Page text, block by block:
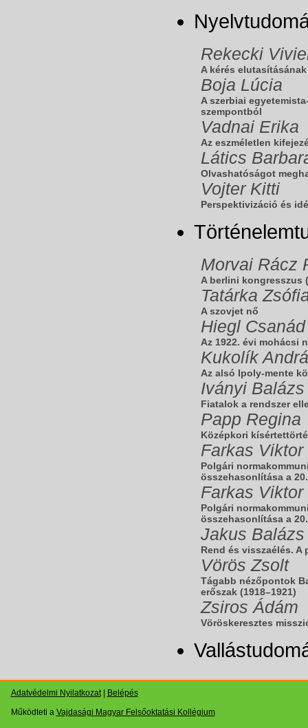
Rekecki
A kérés
Boja Lúcia
A szerbiai
szempontból
Vadnai Erika
Az eszméletlen
Látics
Olvashatóságot
Vojter Kitti
Perspektivizáció és
Morvai Rácz
A berlini kongresszus
Tatárka
A szovjet nő
Hiegl Csanád
Az 1922. évi mohácsi
Kukolík
Az alsó Ipoly-mente
Iványi Balázs
Fiatalok a rendszer
Papp Regina
Középkori
Farkas Viktor
Polgári
összehasonlítása a
Farkas Viktor
Polgári
összehasonlítása a
Jakus Balázs
Rend és visszaélés.
Vörös Zsolt
Tágabb nézőpontok
erőszak (1918–1921)
Zsiros Ádám
Vöröskeresztes
Adatvédelmi Nyilatkozat| Belépés
Működteti a Vajdasági Magyar Felsőoktatási Kollégium